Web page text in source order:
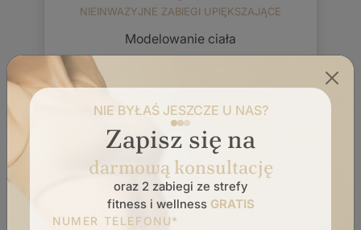
NIEINWAZYJNE ZABIEGI UPIĘKSZAJĄCE
Modelowanie ciała
Poprawa owalu twarzy
Spłycenie zmarszczek
Redukcja cellulitu
NIE BYŁAŚ JESZCZE U NAS?
Zapisz się na
darmową konsultację
oraz 2 zabiegi ze strefy
fitness i wellness GRATIS
NUMER TELEFONU*